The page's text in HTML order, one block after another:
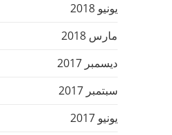
يونيو 2018
مارس 2018
ديسمبر 2017
سبتمبر 2017
يونيو 2017